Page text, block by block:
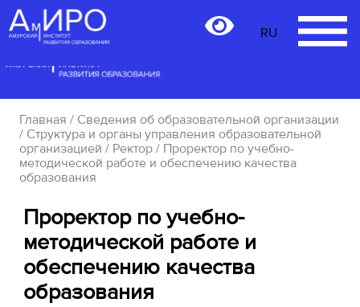
RU
Главная / Сведения об образовательной организации
/ Структура и органы управления образовательной
организацией / Ректор / Проректор по учебно-
методической работе и обеспечению качества
образования
Проректор по учебно-
методической работе и
обеспечению качества
образования